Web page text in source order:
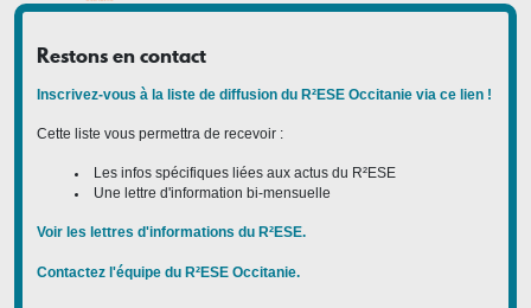
Restons en contact
Inscrivez-vous à la liste de diffusion du R²ESE Occitanie via ce lien !
Cette liste vous permettra de recevoir :
Les infos spécifiques liées aux actus du R²ESE
Une lettre d'information bi-mensuelle
Voir les lettres d'informations du R²ESE.
Contactez l'équipe du R²ESE Occitanie.